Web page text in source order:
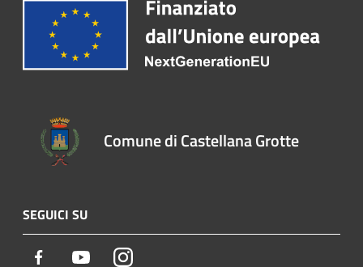
Comune di Castellana Grotte
SEGUICI SU
Facebook YoutubeInstagram